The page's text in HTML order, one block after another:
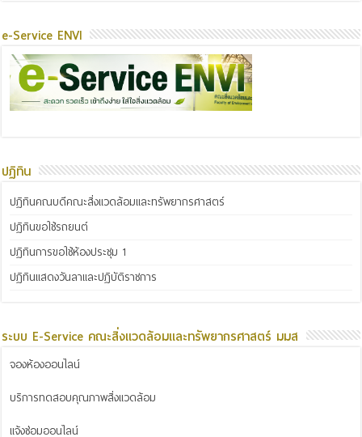
e-Service ENVI
ปฏิทิน
ปฏิทินคณบดีคณะสิ่งแวดล้อมและทรัพยากรศาสตร์
ปฏิทินขอใช้รถยนต์
ปฏิทินการขอใช้ห้องประชุม 1
ปฏิทินแสดงวันลาและปฏิบัติราชการ
ระบบ E-Service คณะสิ่งแวดล้อมและทรัพยากรศาสตร์ มมส
จองห้องออนไลน์
บริการทดสอบคุณภาพสิ่งแวดล้อม
แจ้งซ่อมออนไลน์